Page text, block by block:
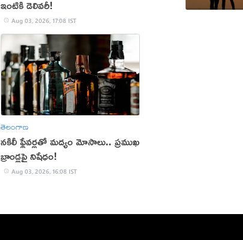
ఇంటికి డెలివరీ!
Aug 03, 2026, 17:08 IST
తెలంగాణ
నకిలీ ఫ్లేవర్లతో మద్యం మోసాలు.. ప్రముఖ
బ్రాండ్లపై నిషేధం!
Aug 03, 2026, 16:08 IST